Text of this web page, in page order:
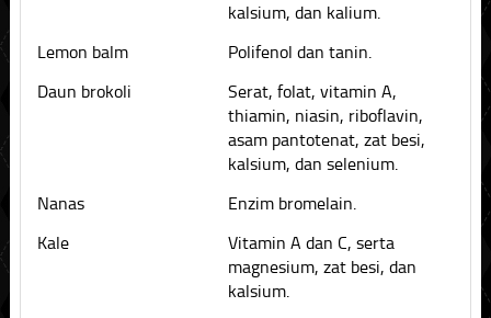
kalsium, dan kalium.
Lemon balm
Polifenol dan tanin.
Daun brokoli
Serat, folat, vitamin A,
thiamin, niasin, riboflavin,
asam pantotenat, zat besi,
kalsium, dan selenium.
Nanas
Enzim bromelain.
Kale
Vitamin A dan C, serta
magnesium, zat besi, dan
kalsium.